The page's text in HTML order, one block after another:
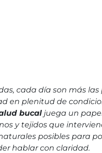
cada día son más
en plenitud de
bucal juega un
y tejidos que
posibles para
hablar con claridad.